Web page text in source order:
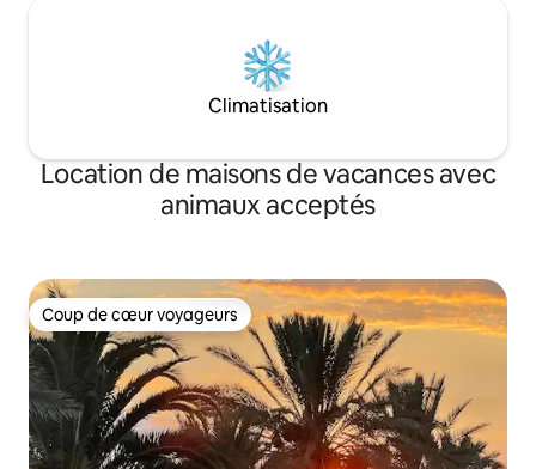
Climatisation
Location de maisons de vacances avec
animaux acceptés
Coup de cœur voyageurs
Coup de cœur voyageurs